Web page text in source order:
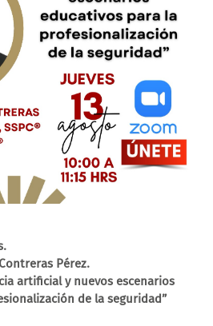
Pérez.
artificial y nuevos escenarios
de la seguridad”